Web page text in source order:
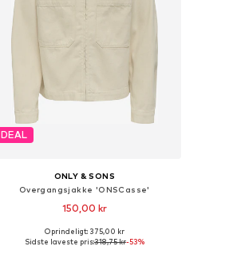
DEAL
ONLY & SONS
Overgangsjakke 'ONSCasse'
150,00 kr
Tilgængelige størrelser: L, XL, XXL
Oprindeligt: 375,00 kr
Sidste laveste pris:318,75 kr-53%